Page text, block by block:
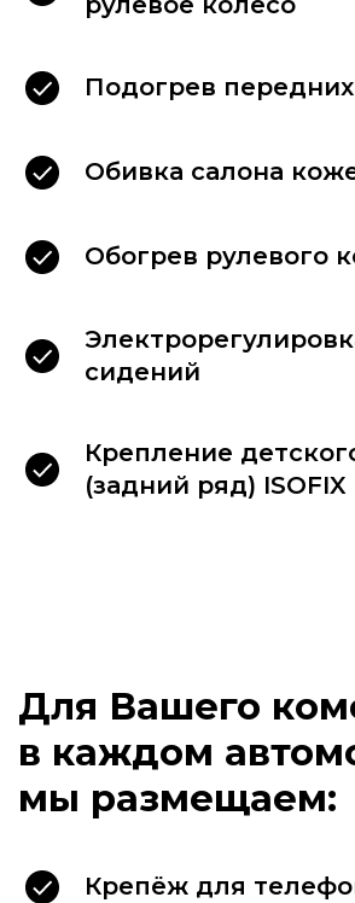
Подогрев
Обивка салона
Обогрев рулевого
сидений
Крепление
(задний ряд) ISOFIX
Крепёж для
Наши клиенты